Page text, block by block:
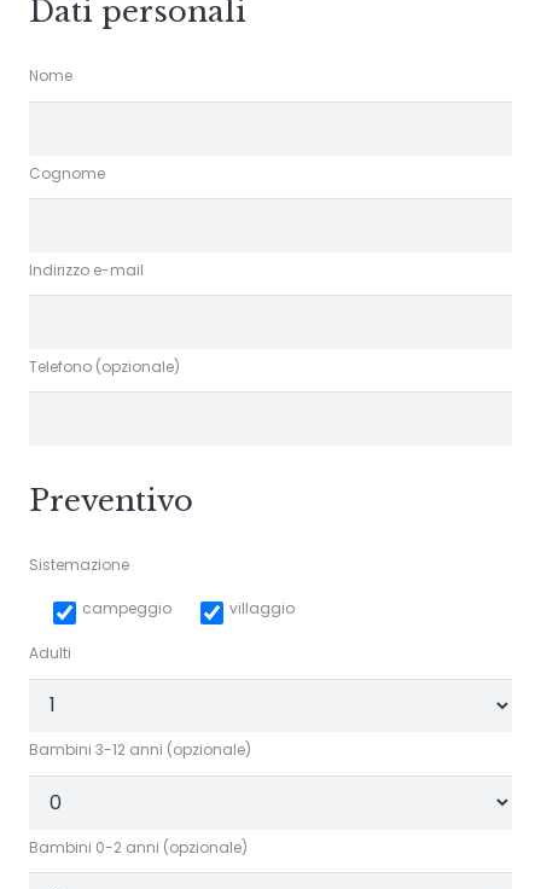
Dati personali
Nome
Cognome
Indirizzo e-mail
Telefono (opzionale)
Preventivo
Sistemazione
campeggio villaggio
Adulti
Bambini 3-12 anni (opzionale)
Bambini 0-2 anni (opzionale)